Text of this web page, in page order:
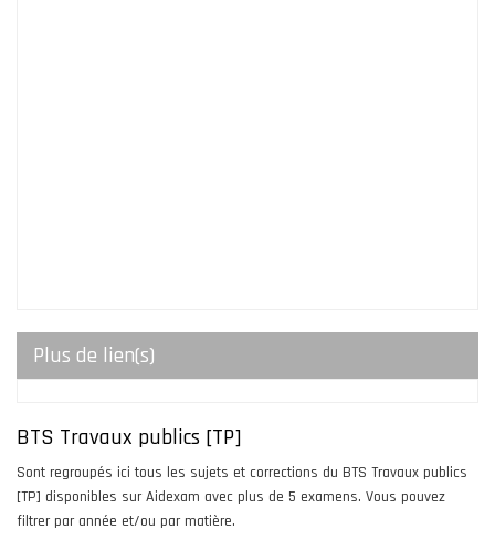
Plus de lien(s)
BTS Travaux publics [TP]
Sont regroupés ici tous les sujets et corrections du BTS Travaux publics
[TP] disponibles sur Aidexam avec plus de 5 examens. Vous pouvez
filtrer par année et/ou par matière.